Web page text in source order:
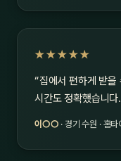
★★★★★
“집에서 편하게 받
시간도 정확했습니다
이○○ · 경기 수원 · 홈타